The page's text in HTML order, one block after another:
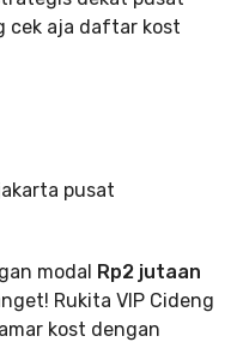
cek aja daftar kost
modal Rp2 jutaan
Rukita VIP Cideng
kost dengan